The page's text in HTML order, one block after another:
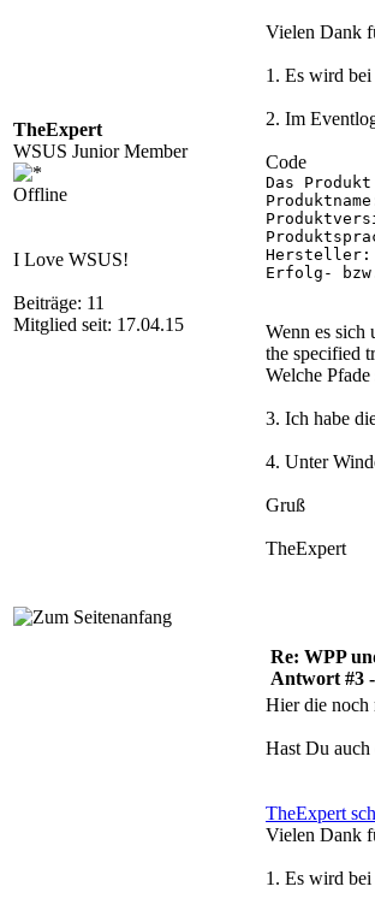
TheExpert
WSUS Junior Member
Offline
I Love WSUS!
Beiträge: 11
Mitglied seit: 17.04.15
Vielen Dank
1. Es wird
2. Im
Code
Das
Hersteller:
Erfolg-
Wenn es
the specified
Welche
3. Ich habe
4. Unter
Gruß
TheExpert
Re: WPP
Antwort #3 -
Hier die noch
Hast Du auch
TheExpert
Vielen Dank
1. Es wird